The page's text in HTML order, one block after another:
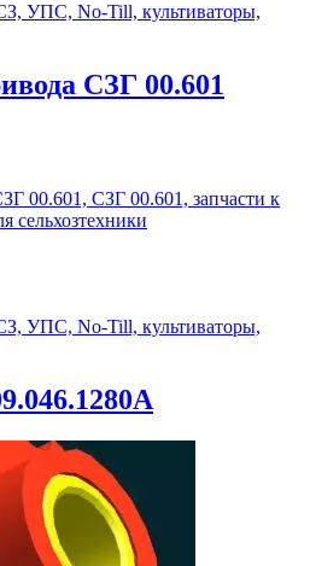
УПС, No-Till, культиваторы,
СЗГ 00.601
00.601, СЗГ 00.601, запчасти к
сельхозтехники
УПС, No-Till, культиваторы,